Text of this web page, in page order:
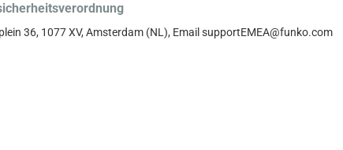
36, 1077 XV, Amsterdam (NL), Email supportEMEA@funko.com